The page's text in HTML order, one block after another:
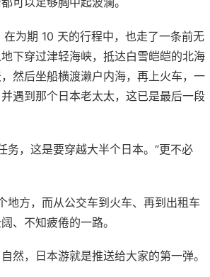
为期 10 天的行程中，也走了一条前无
下穿过津轻海峡，抵达白雪皑皑的北海
然后坐船横渡濑户内海，再上火车，一
遇到那个日本老太太，这已是最后一段
务，这是要穿越大半个日本。”更不必
方，而从公交车到火车、再到出租车
、不知疲倦的一路。
然，日本游就是推送给大家的第一弹。